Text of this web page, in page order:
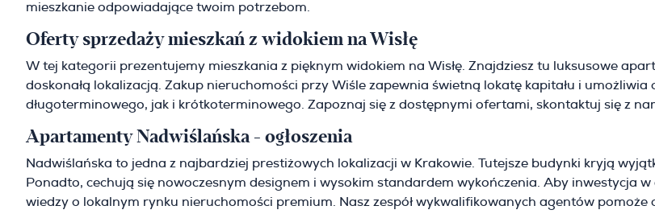
mieszkanie odpowiadające twoim potrzebom.
Oferty sprzedaży mieszkań z widokiem na Wisłę
W tej kategorii prezentujemy mieszkania z pięknym widokiem na Wisłę. Znajdziesz tu luksusowe
doskonałą lokalizacją. Zakup nieruchomości przy Wiśle zapewnia świetną lokatę kapitału i
długoterminowego, jak i krótkoterminowego. Zapoznaj się z dostępnymi ofertami, skontaktuj się z
Apartamenty Nadwiślańska - ogłoszenia
Nadwiślańska to jedna z najbardziej prestiżowych lokalizacji w Krakowie. Tutejsze budynki kryją
Ponadto, cechują się nowoczesnym designem i wysokim standardem wykończenia. Aby inwestycja
wiedzy o lokalnym rynku nieruchomości premium. Nasz zespół wykwalifikowanych agentów